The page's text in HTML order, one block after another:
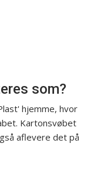
som?
hjemme, hvor
Kartonsvøbet
aflevere det på